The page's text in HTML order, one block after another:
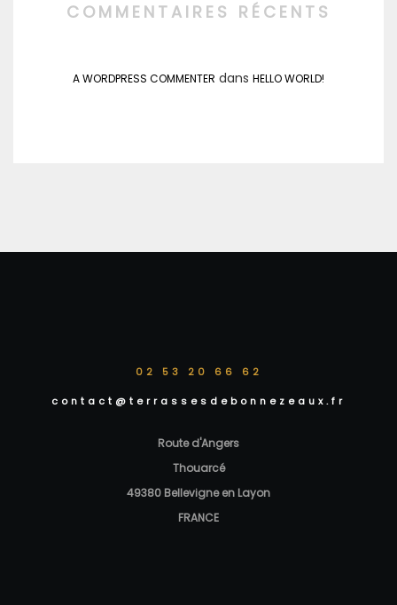
COMMENTAIRES RÉCENTS
A WORDPRESS COMMENTER dans HELLO WORLD!
02 53 20 66 62
contact@terrassesdebonnezeaux.fr
Route d'Angers
Thouarcé
49380 Bellevigne en Layon
FRANCE